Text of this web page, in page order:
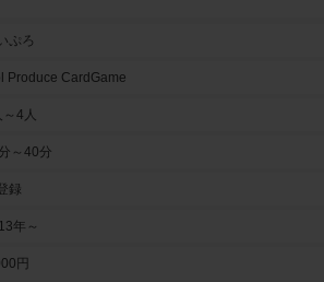
ぷろ
Produce CardGame
～4人
～40分
録
年～
円